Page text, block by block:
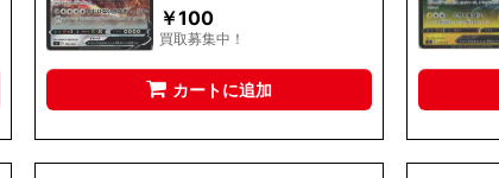
￥100
買取募集中！
カートに追加